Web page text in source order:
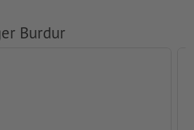
Burdur